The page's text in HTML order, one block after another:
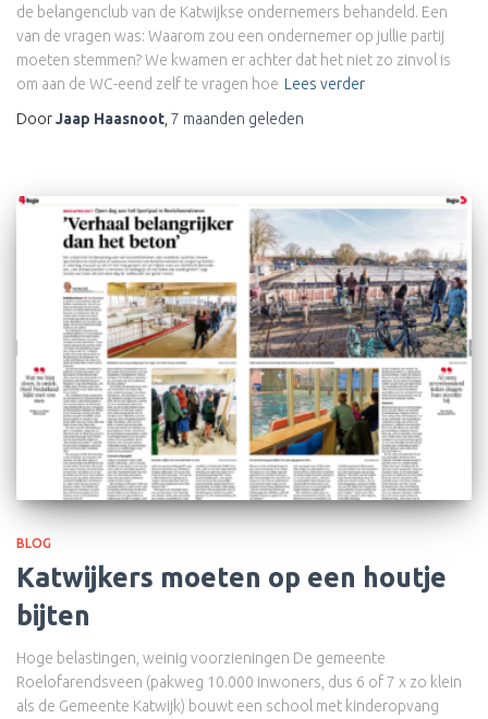
de belangenclub van de Katwijkse ondernemers behandeld. Een
van de vragen was: Waarom zou een ondernemer op jullie partij
moeten stemmen? We kwamen er achter dat het niet zo zinvol is
om aan de WC-eend zelf te vragen hoe Lees verder
DoorJaap Haasnoot, 7 maanden geleden
BLOG
Katwijkers moeten op een houtje
bijten
Hoge belastingen, weinig voorzieningen De gemeente
Roelofarendsveen (pakweg 10.000 inwoners, dus 6 of 7 x zo klein
als de Gemeente Katwijk) bouwt een school met kinderopvang